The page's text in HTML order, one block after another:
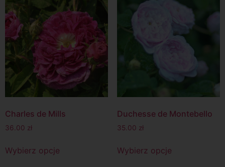
Charles de Mills
36.00 zł
Wybierz opcje
Duchesse de Montebello
35.00 zł
Wybierz opcje